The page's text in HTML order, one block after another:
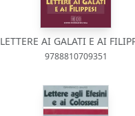
LETTERE AI GALATI E AI
9788810709351